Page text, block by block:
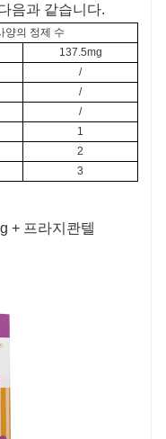
음과 같습니다.
양의 정제 수
137.5mg
/
/
/
1
2
3
+ 프라지콴텔